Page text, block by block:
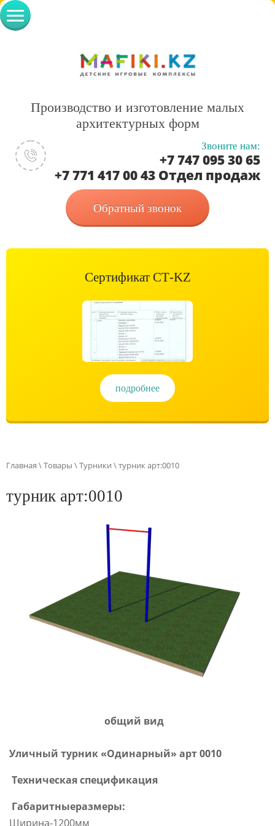
Производство и изготовление малых
архитектурных форм
Звоните нам:
+7 747 095 30 65
+7 771 417 00 43 Отдел продаж
Обратный звонок
Сертификат СТ-KZ
подробнее
Главная \Товары \Турники \ турник арт:0010
турник арт:0010
общий вид
Уличный турник «Одинарный» арт 0010
Техническая спецификация
Габаритныеразмеры:
Ширина-1200мм